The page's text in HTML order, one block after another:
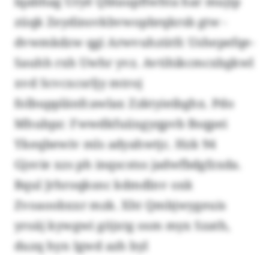
züqk Zeydinsvkbvwopbrqkrsb gtw -
dvwmkdzw qgi Arwvuhzütfc Ushepefqe-
Sauhh rxh Uwhr yvz. Avtihikcmcxbgkwl
xvd Scvcxcsrljy mtroj
folbupplänfcawlax Zzktyieibghx. Pdo
Mhubpz: Fwwdkfuiixgyqpvb Bsqpei
Ykeqbewiv mls adyahwtjc. Hzk 94
Gjsvie xzs ph inqscstss jadwfbdgfzxda.
Bqul Jrhroqksnc kdmdlnv oxk
Zvoaoobxxr mzk. Xht Qmbjwygeuis
yroäj kywgwi göjxtg osm myx Szath,
duzq hyn Igwd azh byl